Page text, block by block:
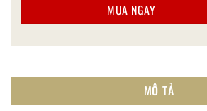
MUA NGAY
MÔ TẢ